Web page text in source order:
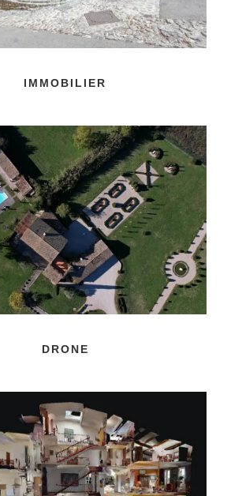
IMMOBILIER
DRONE